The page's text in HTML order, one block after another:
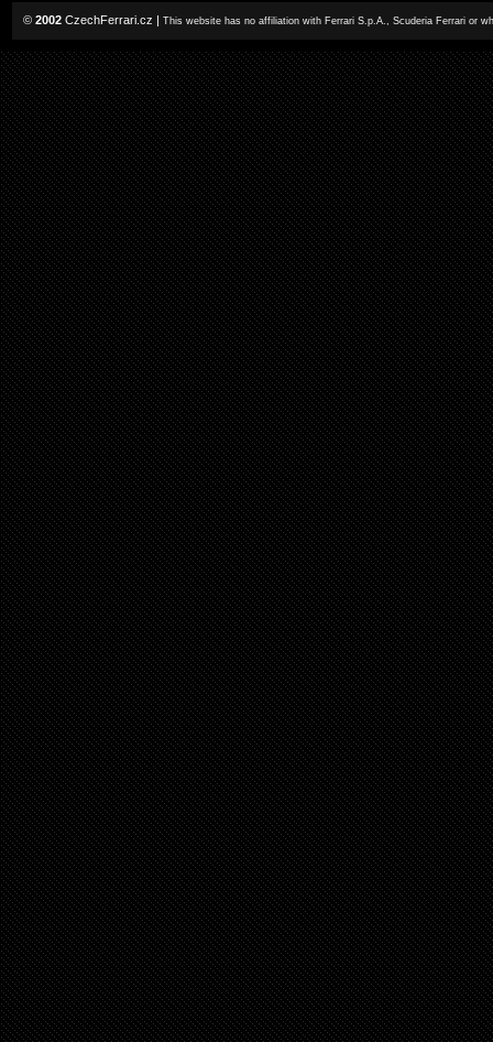
© 2002 CzechFerrari.cz | This website has no affiliation with Ferrari S.p.A., Scuderia Ferrari or